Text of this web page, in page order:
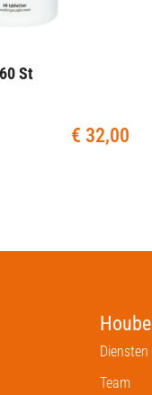
St
€ 32,00
Diensten
Team